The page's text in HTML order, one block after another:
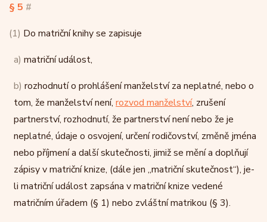
§ 5 #
(1) Do matriční knihy se zapisuje
a) matriční událost,
b) rozhodnutí o prohlášení manželství za neplatné, nebo o
tom, že manželství není, rozvod manželství, zrušení
partnerství, rozhodnutí, že partnerství není nebo že je
neplatné, údaje o osvojení, určení rodičovství, změně jména
nebo příjmení a další skutečnosti, jimiž se mění a doplňují
zápisy v matriční knize, (dále jen „matriční skutečnost“), je-
li matriční událost zapsána v matriční knize vedené
matričním úřadem (§ 1) nebo zvláštní matrikou (§ 3).